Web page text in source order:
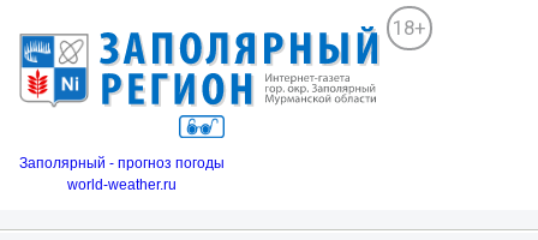
18+
Заполярный - прогноз погоды
world-weather.ru